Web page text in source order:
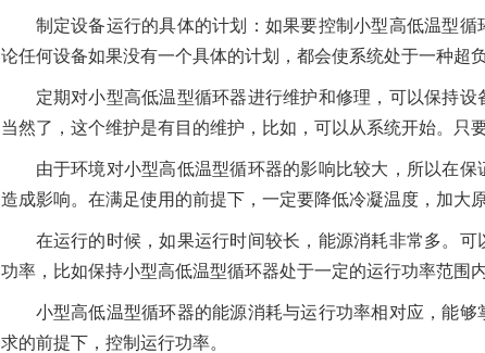
制定设备运行的具体的计划：如果要控制小型高低温型
论任何设备如果没有一个具体的计划，都会使系统处于一种超
定期对小型高低温型循环器进行维护和修理，可以保持
当然了，这个维护是有目的维护，比如，可以从系统开始。只
由于环境对小型高低温型循环器的影响比较大，所以在
造成影响。在满足使用的前提下，一定要降低冷凝温度，加大
在运行的时候，如果运行时间较长，能源消耗非常多。
功率，比如保持小型高低温型循环器处于一定的运行功率范围
小型高低温型循环器的能源消耗与运行功率相对应，能
求的前提下，控制运行功率。